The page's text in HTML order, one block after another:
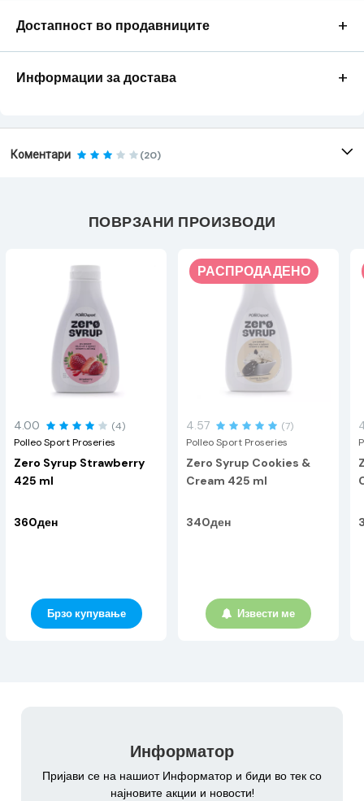
Достапност во продавниците +
Информации за достава +
Коментари (20)
ПОВРЗАНИ ПРОИЗВОДИ
4.00
(4)
Polleo Sport Proseries
Zero Syrup Strawberry
425 ml
360ден
Брзо купување
РАСПРОДАДЕНО
4.57
(7)
Polleo Sport Proseries
Zero Syrup Cookies &
Cream 425 ml
340ден
Извести ме
Информатор
Пријави се на нашиот Информатор и биди во тек со
најновите акции и новости!